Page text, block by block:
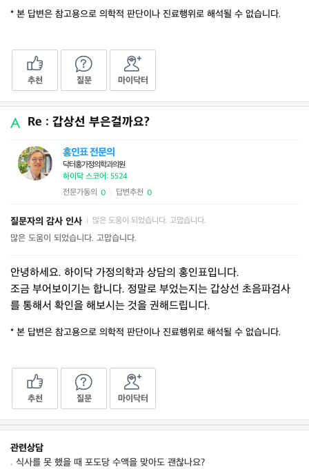
* 본 답변은 참고용으로 의학적 판단이나 진료행위로 해석될 수 없습니다.
추천 질문 마이닥터
Re : 갑상선 부은걸까요?
홍인표 전문의
닥터홍가정의학과의원
하이닥 스코어: 5524
전문가동의 0 답변추천 0
질문자의 감사 인사 많은 도움이 되었습니다. 고맙습니다.
많은 도움이 되었습니다. 고맙습니다.
안녕하세요. 하이닥 가정의학과 상담의 홍인표입니다.
조금 부어보이기는 합니다. 정말로 부었는지는 갑상선 초음파검사
를 통해서 확인을 해보시는 것을 권해드립니다.
* 본 답변은 참고용으로 의학적 판단이나 진료행위로 해석될 수 없습니다.
추천 질문 마이닥터
관련상담
식사를 못 했을 때 포도당 수액을 맞아도 괜찮나요?